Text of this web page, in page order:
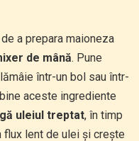
a prepara maioneza
de mână. Pune
într-un bol sau într-
aceste ingrediente
uleiul treptat, în timp
flux lent de ulei și crește